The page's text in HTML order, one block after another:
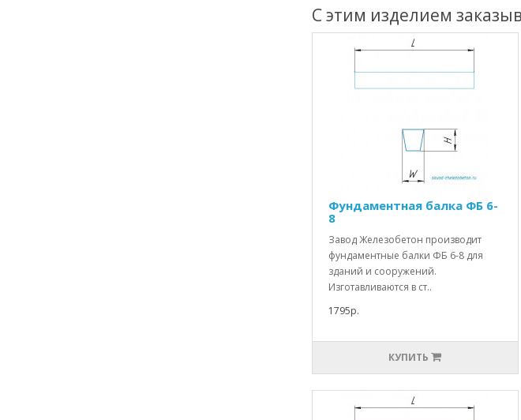
С этим изделием
Фундаментная балка ФБ 6-
8
Завод Железобетон производит
фундаментные балки ФБ 6-8 для
зданий и сооружений.
Изготавливаются в ст..
1795р.
КУПИТЬ